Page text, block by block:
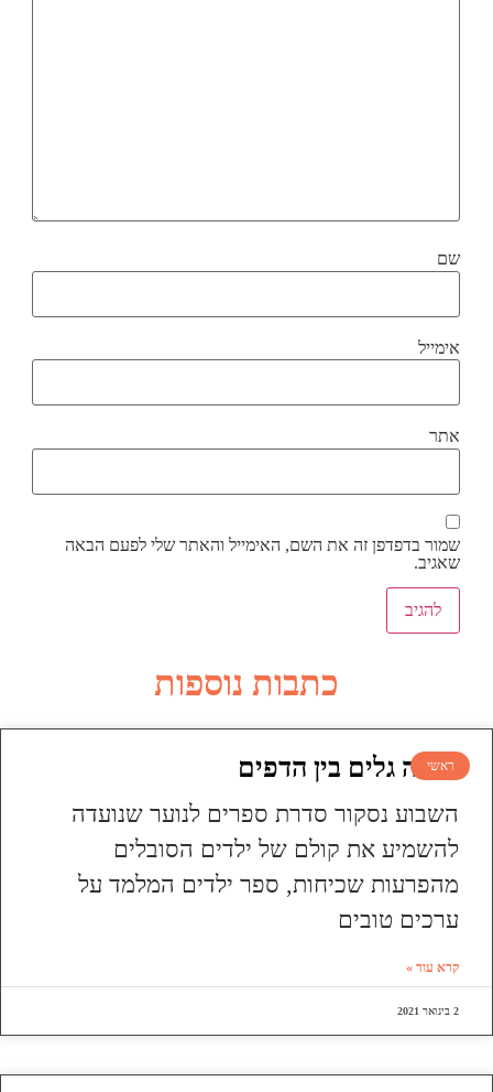
שם
אימייל
אתר
שמור בדפדפן זה את השם, האימייל והאתר שלי לפעם הבאה
שאגיב.
כתבות נוספות
ראשי
עושה גלים בין הדפים
השבוע נסקור סדרת ספרים לנוער שנועדה
להשמיע את קולם של ילדים הסובלים
מהפרעות שכיחות, ספר ילדים המלמד על
ערכים טובים
קרא עוד »
2 בינואר 2021